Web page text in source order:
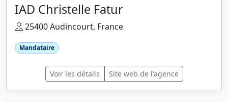
IAD Christelle Fatur
25400 Audincourt, France
Mandataire
Voir les détails Site web de l'agence